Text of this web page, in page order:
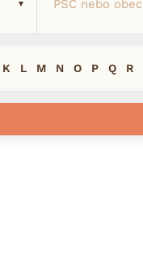
PSČ nebo obec
K L M N O P Q R